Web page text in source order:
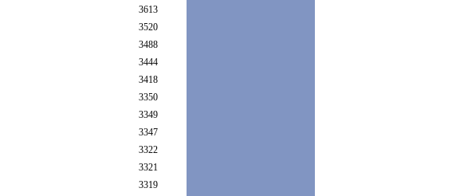
3613
3520
3488
3444
3418
3350
3349
3347
3322
3321
3319